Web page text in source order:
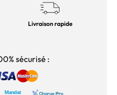
Livraison rapide
sécurisé :